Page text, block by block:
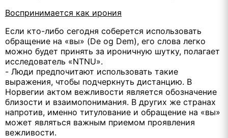
Воспринимается как ирония
Если кто-либо сегодня соберется использовать
обращение на «вы» (De og Dem), его слова легко
можно будет принять за ироничную шутку, полагает
исследователь «NTNU».
- Люди предпочитают использовать такие
выражения, чтобы подчеркнуть дистанцию. В
Норвегии актом вежливости является обозначение
близости и взаимопонимания. В других же странах
напротив, именно титулование и обращение на «вы»
может являться важным приемом проявления
вежливости.